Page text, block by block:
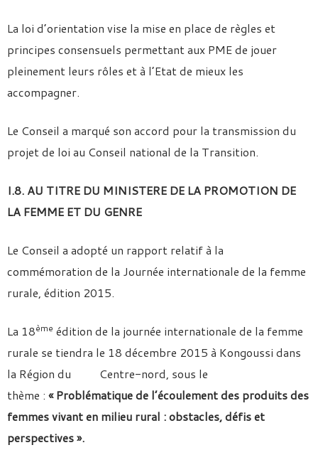
La loi d’orientation vise la mise en place de règles et
principes consensuels permettant aux PME de jouer
pleinement leurs rôles et à l’Etat de mieux les
accompagner.
Le Conseil a marqué son accord pour la transmission du
projet de loi au Conseil national de la Transition.
I.8. AU TITRE DU MINISTERE DE LA PROMOTION DE
LA FEMME ET DU GENRE
Le Conseil a adopté un rapport relatif à la
commémoration de la Journée internationale de la femme
rurale, édition 2015.
La 18ème édition de la journée internationale de la femme
rurale se tiendra le 18 décembre 2015 à Kongoussi dans
la Région du Centre-nord, sous le
thème : « Problématique de l’écoulement des produits des
femmes vivant en milieu rural : obstacles, défis et
perspectives ».